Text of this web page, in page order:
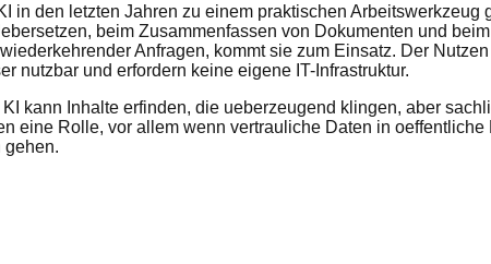
in den letzten Jahren zu einem praktischen
beim Zusammenfassen von Dokumenten und
Anfragen, kommt sie zum Einsatz. Der
nutzbar und erfordern keine eigene IT-Infrastruktur.
kann Inhalte erfinden, die ueberzeugend klingen, aber
eine Rolle, vor allem wenn vertrauliche Daten in
gehen.